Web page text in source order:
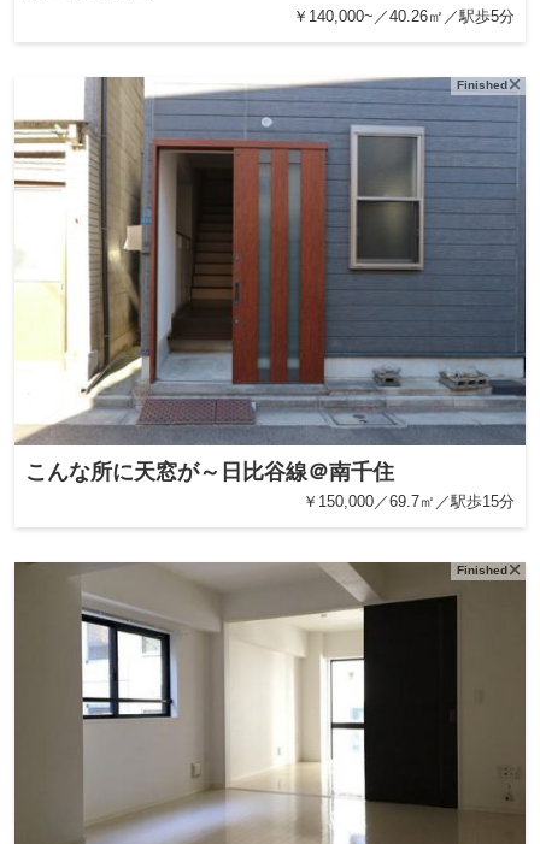
￥140,000~／40.26㎡／駅歩5分
Finished
こんな所に天窓が～日比谷線＠南千住
￥150,000／69.7㎡／駅歩15分
Finished